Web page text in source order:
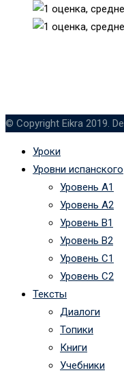
© Copyright Eikra 2019.
Уроки
Уровни испанского
Уровень А1
Уровень А2
Уровень B1
Уровень B2
Уровень C1
Уровень C2
Тексты
Диалоги
Топики
Книги
Учебники